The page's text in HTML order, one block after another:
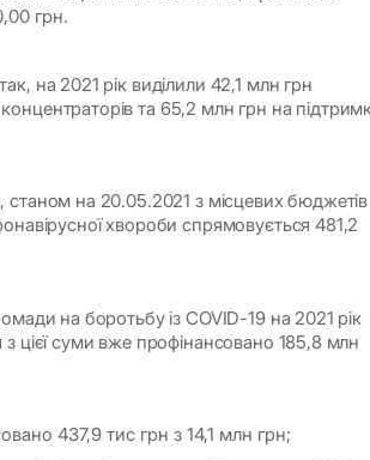
грн.
на 2021 рік виділили 42,1 млн грн
та 65,2 млн грн на
станом на 20.05.2021 з місцевих бюджетів
хвороби спрямовується 481,2
на боротьбу із COVID-19 на 2021 рік
цієї суми вже профінансовано 185,8 млн
437,9 тис грн з 14,1 млн грн;